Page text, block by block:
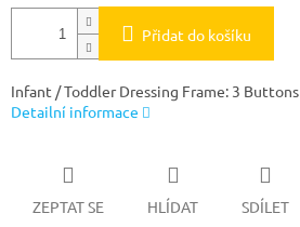
Přidat do košíku
Infant / Toddler Dressing Frame: 3 Buttons
Detailní informace
ZEPTAT SE HLÍDAT SDÍLET